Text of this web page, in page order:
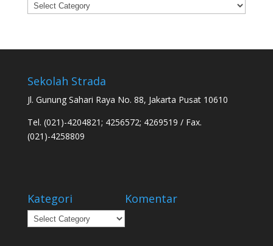
Categories
Sekolah Strada
Jl. Gunung Sahari Raya No. 88, Jakarta Pusat 10610
Tel. (021)-4204821; 4256572; 4269519 / Fax.
(021)-4258809
Kategori
Kategori
Komentar